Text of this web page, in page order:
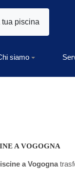
piscina
siamo
A VOGOGNA
a Vogogna